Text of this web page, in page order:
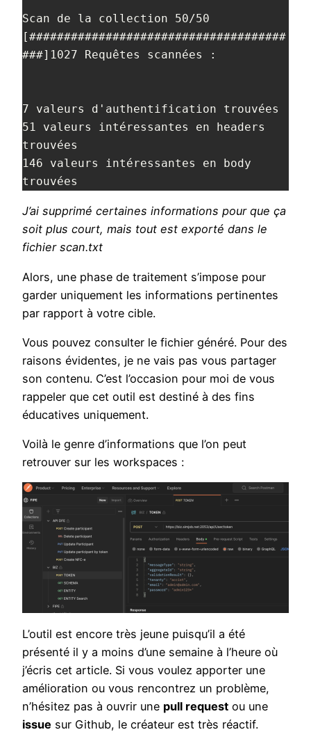
Scan de la collection 50/50
[#####################################
###]1027 Requêtes scannées :
7 valeurs d'authentification trouvées
51 valeurs intéressantes en headers
trouvées
146 valeurs intéressantes en body
trouvées
J’ai supprimé certaines informations pour que ça
soit plus court, mais tout est exporté dans le
fichier scan.txt
Alors, une phase de traitement s’impose pour
garder uniquement les informations pertinentes
par rapport à votre cible.
Vous pouvez consulter le fichier généré. Pour des
raisons évidentes, je ne vais pas vous partager
son contenu. C’est l’occasion pour moi de vous
rappeler que cet outil est destiné à des fins
éducatives uniquement.
Voilà le genre d’informations que l’on peut
retrouver sur les workspaces :
L’outil est encore très jeune puisqu’il a été
présenté il y a moins d’une semaine à l’heure où
j’écris cet article. Si vous voulez apporter une
amélioration ou vous rencontrez un problème,
n’hésitez pas à ouvrir une pull request ou une
issue sur Github, le créateur est très réactif.